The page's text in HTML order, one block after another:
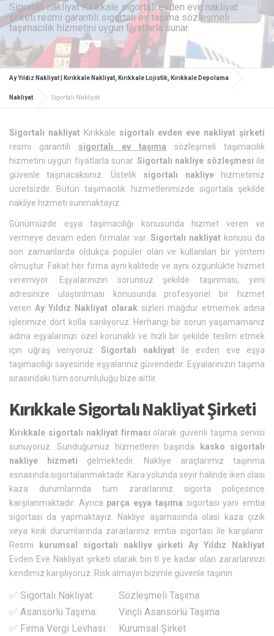
Sigortalı nakliyat Kırıkkale sigortalı evden eve nakliyat
şirketi resmi garantili sigortalı ev taşıma sözleşmeli
taşımacılık hizmetini uygun fiyatlarla sunar.
Ay Yıldız Nakliyat | Kırıkkale Nakliyat, Kırıkkale Lojistik, Kırıkkale Depolama
Nakliyat Sigortalı Nakliyat
Sigortalı nakliyat Kırıkkale sigortalı evden eve nakliyat şirketi
resmi garantili sigortalı ev taşıma sözleşmeli taşımacılık
hizmetini uygun fiyatlarla sunar.Sigortalı nakliye sözleşmesi ile
güvenle taşınacaksınız. Üstelik sigortalı nakliyehizmetimiz
ücretsizdir. Bütün taşımacılık hizmetlerimizde sigortala şekilde
nakliye hizmeti sunmaktayız.
Günümüzde eşya taşımacılığı konusunda hizmet veren ve
vermeye devam eden firmalar var. Sigortalı nakliyat konusu da
son zamanlarda oldukça popüler olan ve kullanılan bir yöntem
olmuştur. Fakat her firma aynı kalitede ve aynı özgünlükte hizmet
veremiyor. Eşyalarınızın sorunsuz şekilde taşınması, yeni
adresinize ulaştırılması konusunda profesyonel bir hizmet
veren Ay Yıldız Nakliyat olarak sizleri mağdur etmemek adına
işlerimize dört kolla sarılıyoruz. Herhangi bir sorun yaşamamanız
adına eşyalarınızı özel korunaklı ve hızlı bir şekilde teslim etmek
için uğraş veriyoruz.Sigortalı nakliyat ile evden eve eşya
taşımacılığı sayesinde eşyalarınız güvendedir. Eşyalarınızın taşıma
sırasındaki tüm sorumluluğu bize aittir.
Kırıkkale Sigortalı Nakliyat Şirketi
Kırıkkale sigortalı nakliyat firması olarak güvenli taşıma servisi
sunuyoruz. Sunduğumuz hizmetlerin başında kasko sigortalı
nakliye hizmeti gelmektedir. Nakliye araçlarımız taşınma
esnasında sigortalanmaktadır. Kara yolunda seyir halinde iken olası
kaza durumlarında tüm zararlarınız sigorta poliçesince
karşılanmaktadır. Ayrıca parça eşya taşıma sigortası yani emtia
sigortası da yapmaktayız. Nakliye aşamasında olası kaza çizik
veya kırık durumlarında zararlarınız emtia sigortası ile karşılanır.
Resmi kurumsal sigortalı nakliye şirketi
Ay Yıldız Nakliyat
Evden Eve Nakliyat şirketi olarak bin tl ye kadar olan zararlarınızı
kendimiz karşılıyoruz. Risk almayın bizimle güvenle taşının.
✅ Sigortalı Nakliyat:
Sözleşmeli Taşıma
✅ Asansörlü Taşıma:
Vinçli Asansörlü Taşıma
✅ Firma Vergi Levhası:
Kurumsal Şirket